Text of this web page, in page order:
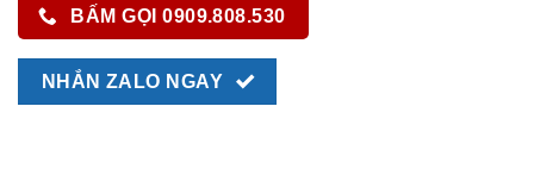
BẤM GỌI 0909.808.530
NHẮN ZALO NGAY